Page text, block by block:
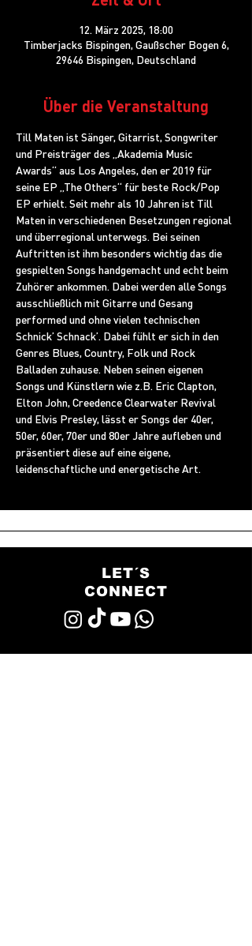
12. März 2025, 18:00
Timberjacks Bispingen, Gaußscher Bogen 6,
29646 Bispingen, Deutschland
Über die Veranstaltung
Till Maten ist Sänger, Gitarrist, Songwriter
und Preisträger des „Akademia Music
Awards“ aus Los Angeles, den er 2019 für
seine EP „The Others“ für beste Rock/Pop
EP erhielt. Seit mehr als 10 Jahren ist Till
Maten in verschiedenen Besetzungen regional
und überregional unterwegs. Bei seinen
Auftritten ist ihm besonders wichtig das die
gespielten Songs handgemacht und echt beim
Zuhörer ankommen. Dabei werden alle Songs
ausschließlich mit Gitarre und Gesang
performed und ohne vielen technischen
Schnick’ Schnack’. Dabei fühlt er sich in den
Genres Blues, Country, Folk und Rock
Balladen zuhause. Neben seinen eigenen
Songs und Künstlern wie z.B. Eric Clapton,
Elton John, Creedence Clearwater Revival
und Elvis Presley, lässt er Songs der 40er,
50er, 60er, 70er und 80er Jahre aufleben und
präsentiert diese auf eine eigene,
leidenschaftliche und energetische Art.
LET´S
CONNECT